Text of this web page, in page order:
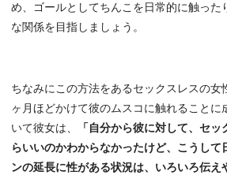
め、ゴールとしてちんこを日常的に触った
な関係を目指しましょう。
ちなみにこの方法をあるセックスレスの女
ヶ月ほどかけて彼のムスコに触れることに
いて彼女は、
「自分から彼に対して、セ
らいいのかわからなかったけど、こうして
ンの延長に性がある状況は、いろいろ伝え